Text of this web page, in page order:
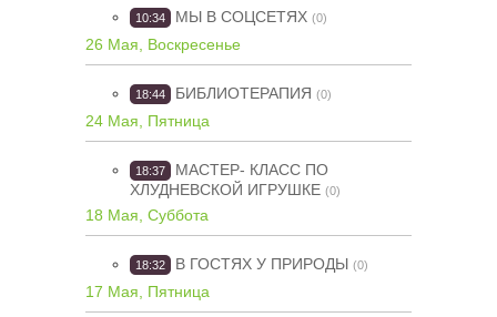
10:34 МЫ В СОЦСЕТЯХ (0)
26 Мая, Воскресенье
18:44 БИБЛИОТЕРАПИЯ (0)
24 Мая, Пятница
18:37
МАСТЕР- КЛАСС ПО
ХЛУДНЕВСКОЙ ИГРУШКЕ (0)
18 Мая, Суббота
18:32 В ГОСТЯХ У ПРИРОДЫ (0)
17 Мая, Пятница